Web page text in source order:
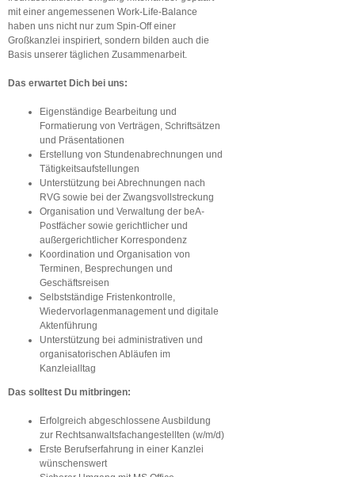
mit einer angemessenen Work-Life-Balance
haben uns nicht nur zum Spin-Off einer
Großkanzlei inspiriert, sondern bilden auch die
Basis unserer täglichen Zusammenarbeit.
Das erwartet Dich bei uns:
Eigenständige Bearbeitung und
Formatierung von Verträgen, Schriftsätzen
und Präsentationen
Erstellung von Stundenabrechnungen und
Tätigkeitsaufstellungen
Unterstützung bei Abrechnungen nach
RVG sowie bei der Zwangsvollstreckung
Organisation und Verwaltung der beA-
Postfächer sowie gerichtlicher und
außergerichtlicher Korrespondenz
Koordination und Organisation von
Terminen, Besprechungen und
Geschäftsreisen
Selbstständige Fristenkontrolle,
Wiedervorlagenmanagement und digitale
Aktenführung
Unterstützung bei administrativen und
organisatorischen Abläufen im
Kanzleialltag
Das solltest Du mitbringen:
Erfolgreich abgeschlossene Ausbildung
zur Rechtsanwaltsfachangestellten (w/m/d)
Erste Berufserfahrung in einer Kanzlei
wünschenswert